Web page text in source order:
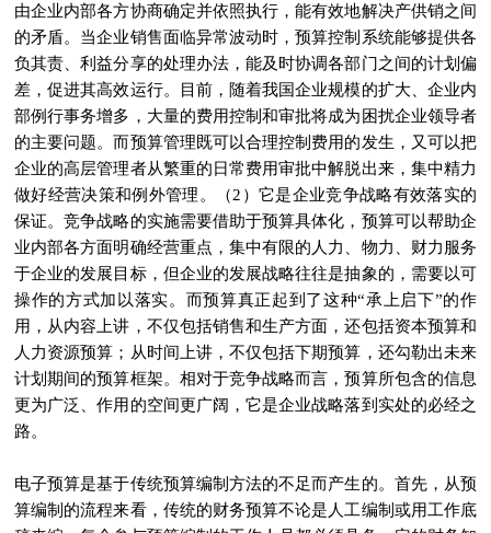
由企业内部各方协商确定并依照执行，能有效地解决产供销之间
的矛盾。当企业销售面临异常波动时，预算控制系统能够提供各
负其责、利益分享的处理办法，能及时协调各部门之间的计划偏
差，促进其高效运行。目前，随着我国企业规模的扩大、企业内
部例行事务增多，大量的费用控制和审批将成为困扰企业领导者
的主要问题。而预算管理既可以合理控制费用的发生，又可以把
企业的高层管理者从繁重的日常费用审批中解脱出来，集中精力
做好经营决策和例外管理。（2）它是企业竞争战略有效落实的
保证。竞争战略的实施需要借助于预算具体化，预算可以帮助企
业内部各方面明确经营重点，集中有限的人力、物力、财力服务
于企业的发展目标，但企业的发展战略往往是抽象的，需要以可
操作的方式加以落实。而预算真正起到了这种“承上启下”的作
用，从内容上讲，不仅包括销售和生产方面，还包括资本预算和
人力资源预算；从时间上讲，不仅包括下期预算，还勾勒出未来
计划期间的预算框架。相对于竞争战略而言，预算所包含的信息
更为广泛、作用的空间更广阔，它是企业战略落到实处的必经之
路。
电子预算是基于传统预算编制方法的不足而产生的。首先，从预
算编制的流程来看，传统的财务预算不论是人工编制或用工作底